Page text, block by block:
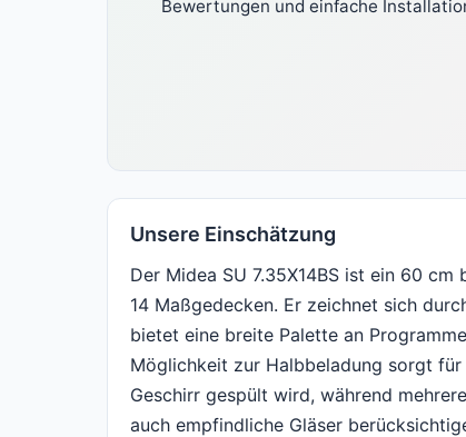
Bewertungen und einfache
Unsere Einschätzung
Der Midea SU 7.35X14BS ist ein 60
14 Maßgedecken. Er zeichnet sich
bietet eine breite Palette an
Möglichkeit zur Halbbeladung sorgt
Geschirr gespült wird, während
auch empfindliche Gläser